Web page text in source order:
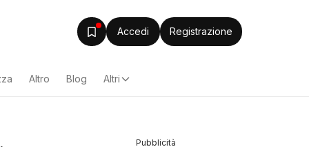
Accedi Registrazione
Altro Blog Altri
Pubblicità